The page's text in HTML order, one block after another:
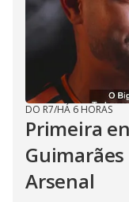
DO R7/HÁ 6 HORAS
Primeira
Arsenal